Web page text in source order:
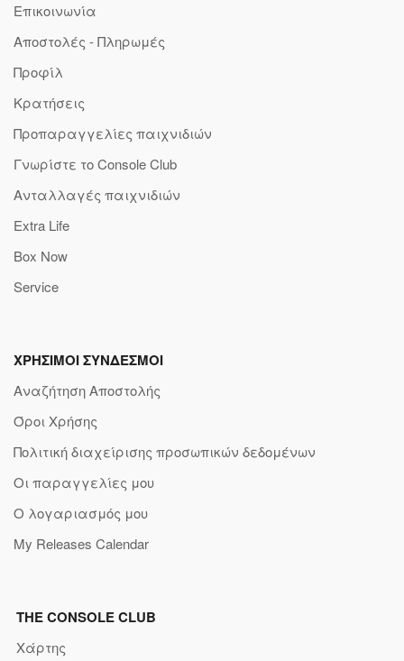
Επικοινωνία
Αποστολές - Πληρωμές
Προφίλ
Κρατήσεις
Προπαραγγελίες παιχνιδιών
Γνωρίστε το Console Club
Ανταλλαγές παιχνιδιών
Extra Life
Box Now
Service
ΧΡΗΣΙΜΟΙ ΣΥΝΔΕΣΜΟΙ
Αναζήτηση Αποστολής
Όροι Χρήσης
Πολιτική διαχείρισης προσωπικών δεδομένων
Οι παραγγελίες μου
Ο λογαριασμός μου
My Releases Calendar
THE CONSOLE CLUB
Χάρτης